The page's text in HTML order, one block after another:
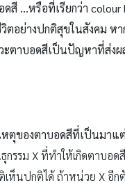
ดสี …หรือที่เรียกว่า colour
ตอย่างปกติสุขในสังคม ห
ะตาบอดสีเป็นปัญหาที่ส่งผ
หตุของตาบอดสีที่เป็นมาแ
กรรม X ที่ทำให้เกิดตาบอ
เห็นปกติได้ ถ้าหน่วย X อีก